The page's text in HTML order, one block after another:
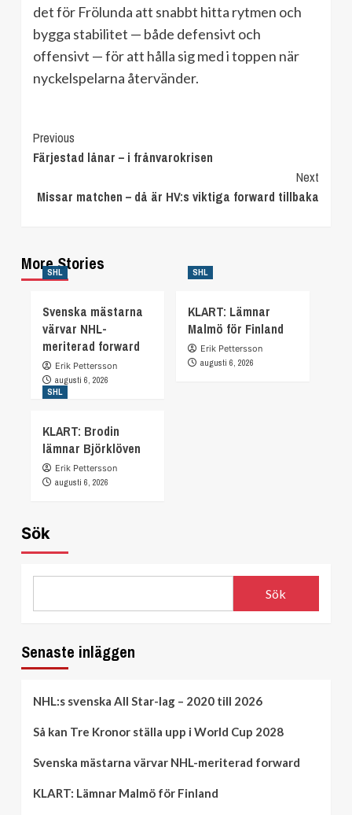
det för Frölunda att snabbt hitta rytmen och
bygga stabilitet — både defensivt och
offensivt — för att hålla sig med i toppen när
nyckelspelarna återvänder.
Continue
Reading
Previous
Färjestad lånar – i frånvarokrisen
Next
Missar matchen – då är HV:s viktiga forward tillbaka
More Stories
SHL
Svenska mästarna
värvar NHL-
meriterad forward
Erik Pettersson
augusti 6, 2026
SHL
KLART: Lämnar
Malmö för Finland
Erik Pettersson
augusti 6, 2026
SHL
KLART: Brodin
lämnar Björklöven
Erik Pettersson
augusti 6, 2026
Sök
Sök
Senaste inläggen
NHL:s svenska All Star-lag – 2020 till 2026
Så kan Tre Kronor ställa upp i World Cup 2028
Svenska mästarna värvar NHL-meriterad forward
KLART: Lämnar Malmö för Finland